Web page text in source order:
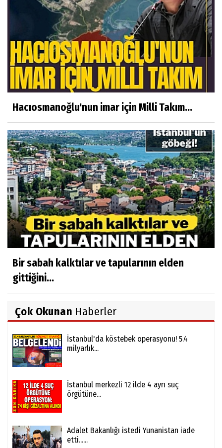
Hacıosmanoğlu'nun imar için Milli Takım...
Bir sabah kalktılar ve tapularının elden
gittiğini...
Çok Okunan Haberler
İstanbul'da köstebek operasyonu! 5.4
milyarlık...
İstanbul merkezli 12 ilde 4 ayrı suç
örgütüne...
Adalet Bakanlığı istedi Yunanistan iade
etti......